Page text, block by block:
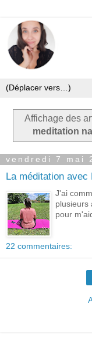
Affichage des
meditation
vendredi 7 mai
La méditation avec
J'ai
plusieurs
pour
22 commentaires: